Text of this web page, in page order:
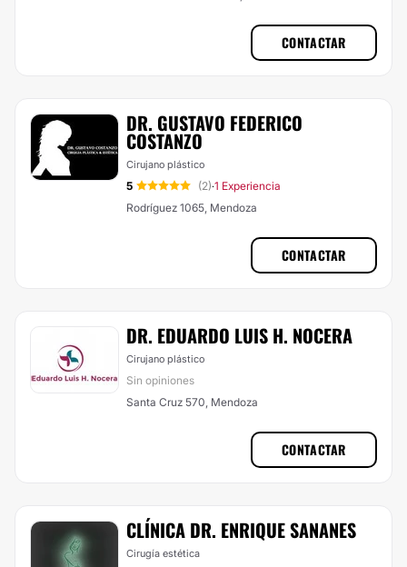
CONTACTAR
DR. GUSTAVO FEDERICO
COSTANZO
Cirujano plástico
5 (2)·1 Experiencia
Rodríguez 1065, Mendoza
CONTACTAR
DR. EDUARDO LUIS H. NOCERA
Cirujano plástico
Sin opiniones
Santa Cruz 570, Mendoza
CONTACTAR
CLÍNICA DR. ENRIQUE SANANES
Cirugía estética